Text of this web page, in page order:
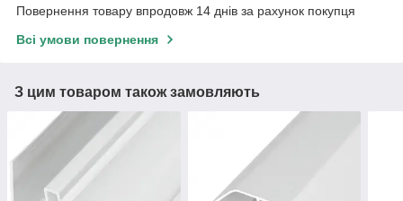
Повернення товару впродовж 14 днів за рахунок покупця
Всі умови повернення
З цим товаром також замовляють